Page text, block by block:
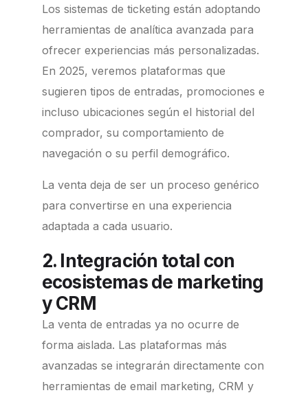
Los sistemas de ticketing están adoptando
herramientas de analítica avanzada para
ofrecer experiencias más personalizadas.
En 2025, veremos plataformas que
sugieren tipos de entradas, promociones e
incluso ubicaciones según el historial del
comprador, su comportamiento de
navegación o su perfil demográfico.
La venta deja de ser un proceso genérico
para convertirse en una experiencia
adaptada a cada usuario.
2. Integración total con
ecosistemas de marketing
y CRM
La venta de entradas ya no ocurre de
forma aislada. Las plataformas más
avanzadas se integrarán directamente con
herramientas de email marketing, CRM y